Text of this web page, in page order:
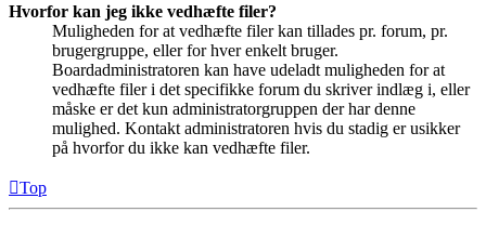
Hvorfor kan jeg ikke vedhæfte filer?
Muligheden for at vedhæfte filer kan tillades pr. forum, pr.
brugergruppe, eller for hver enkelt bruger.
Boardadministratoren kan have udeladt muligheden for at
vedhæfte filer i det specifikke forum du skriver indlæg i, eller
måske er det kun administratorgruppen der har denne
mulighed. Kontakt administratoren hvis du stadig er usikker
på hvorfor du ikke kan vedhæfte filer.
Top